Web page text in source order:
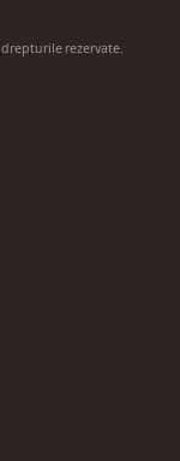
drepturile rezervate.